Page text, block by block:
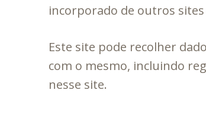
incorporado de outros
Este site pode recolher
com o mesmo, incluindo
nesse site.